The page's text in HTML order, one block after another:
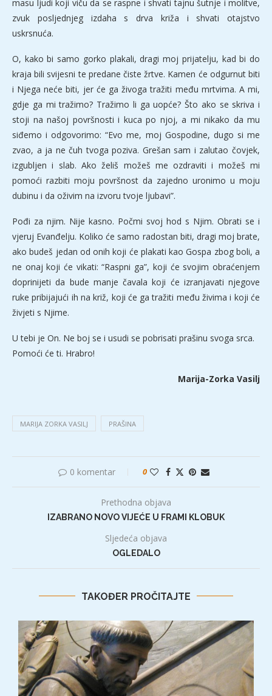
masu ljudi koji viču da se raspne i shvati tajnu šutnje i molitve,
zvuk posljednjeg izdaha s drva križa i shvati otajstvo
uskrsnuća.
O, kako bi samo gorko plakali, dragi moj prijatelju, kad bi do
kraja bili svijesni te predane čiste žrtve. Kamen će odgurnut biti
i Njega neće biti, jer će ga živoga tražiti među mrtvima. A mi,
gdje ga mi tražimo? Tražimo li ga uopće? Što ako se skriva i
stoji na našoj površnosti i kuca po njoj, a mi nikako da mu
siđemo i odgovorimo: “Evo me, moj Gospodine, dugo si me
zvao, a ja ne čuh tvoga poziva. Grešan sam i zalutao čovjek,
izgubljen i slab. Ako želiš možeš me ozdraviti i možeš mi
pomoći razbiti moju površnost da zajedno uronimo u moju
dubinu i da oživim na izvoru tvoje ljubavi”.
Pođi za njim. Nije kasno. Počmi svoj hod s Njim. Obrati se i
vjeruj Evanđelju. Koliko će samo radostan biti, dragi moj brate,
ako budeš jedan od onih koji će plakati kao Gospa zbog boli, a
ne onaj koji će vikati: “Raspni ga”, koji će svojim obraćenjem
doprinijeti da bude manje čavala koji će izranjavati njegove
ruke pribijajući ih na križ, koji će ga tražiti među živima i koji će
živjeti s Njime.
U tebi je On. Ne boj se i usudi se pobrisati prašinu svoga srca.
Pomoći će ti. Hrabro!
Marija-Zorka Vasilj
MARIJA ZORKA VASILJ PRAŠINA
0 komentar 0
Prethodna objava
IZABRANO NOVO VIJEĆE U FRAMI KLOBUK
Sljedeća objava
OGLEDALO
TAKOĐER PROČITAJTE